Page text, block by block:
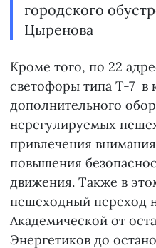
городского
Цыренова
Кроме того, по 22
светофоры типа Т-7 в
дополнительного
нерегулируемых
привлечения
повышения
движения. Также в
пешеходный переход
Академической от
Энергетиков до